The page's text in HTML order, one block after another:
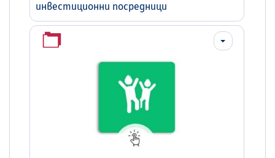
инвестиционни посредници